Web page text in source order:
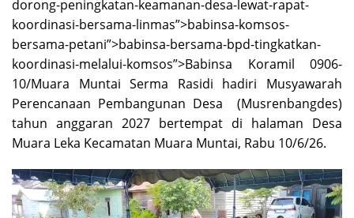
dorong-peningkatan-keamanan-desa-lewat-rapat-
koordinasi-bersama-linmas”>babinsa-komsos-
bersama-petani”>babinsa-bersama-bpd-tingkatkan-
koordinasi-melalui-komsos”>Babinsa Koramil 0906-
10/Muara Muntai Serma Rasidi hadiri Musyawarah
Perencanaan Pembangunan Desa (Musrenbangdes)
tahun anggaran 2027 bertempat di halaman Desa
Muara Leka Kecamatan Muara Muntai, Rabu 10/6/26.